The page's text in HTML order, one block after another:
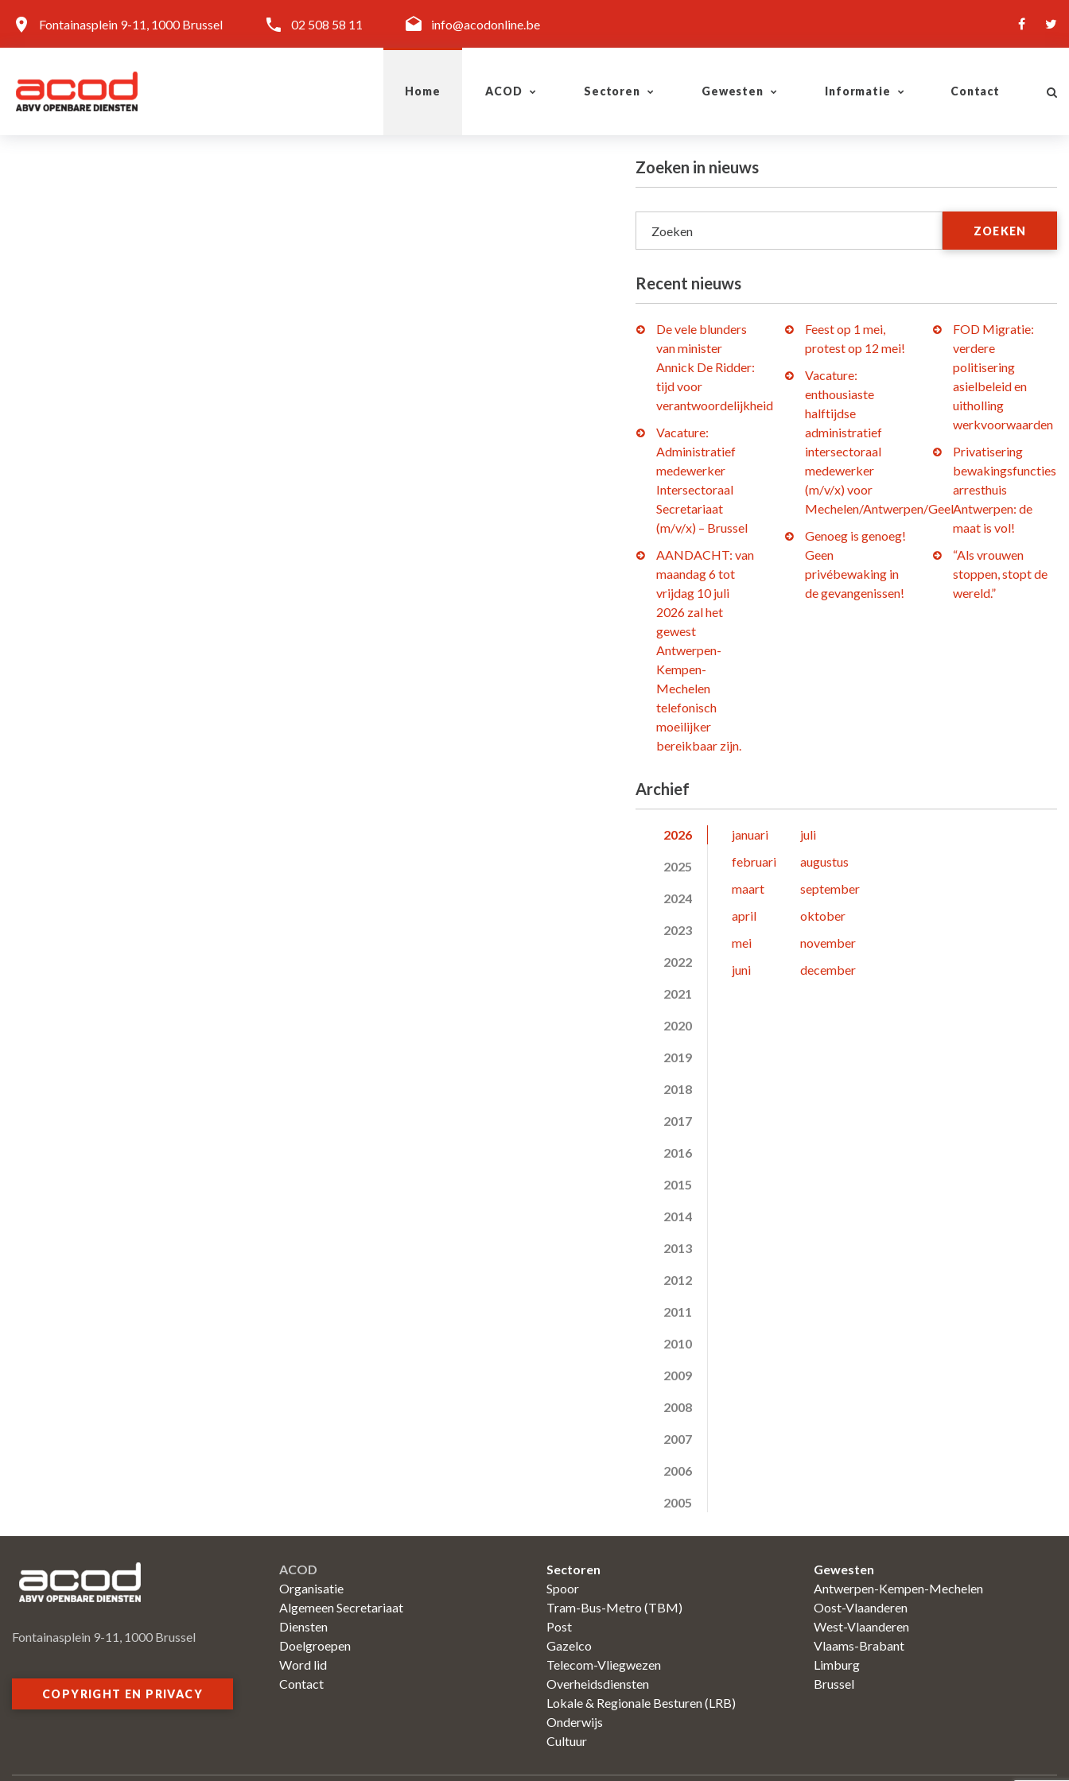
Fontainasplein 9-11, 1000 Brussel 02 508 58 11 info@acodonline.be
Home ACOD Sectoren Gewesten Informatie Contact
Zoeken in nieuws
Zoeken ZOEKEN
Recent nieuws
De vele blunders
van minister
Annick De Ridder:
tijd voor
verantwoordelijkheid
Vacature:
Administratief
medewerker
Intersectoraal
Secretariaat
(m/v/x) – Brussel
AANDACHT: van
maandag 6 tot
vrijdag 10 juli
2026 zal het
gewest
Antwerpen-
Kempen-
Mechelen
telefonisch
moeilijker
bereikbaar zijn.
Feest op 1 mei,
protest op 12 mei!
Vacature:
enthousiaste
halftijdse
administratief
intersectoraal
medewerker
(m/v/x) voor
Mechelen/Antwerpen/Geel
Genoeg is genoeg!
Geen
privébewaking in
de gevangenissen!
FOD Migratie:
verdere
politisering
asielbeleid en
uitholling
werkvoorwaarden
Privatisering
bewakingsfuncties
arresthuis
Antwerpen: de
maat is vol!
“Als vrouwen
stoppen, stopt de
wereld.”
Archief
2026
2025
2024
2023
2022
2021
2020
2019
2018
2017
2016
2015
2014
2013
2012
2011
2010
2009
2008
2007
2006
2005
januari
februari
maart
april
mei
juni
juli
augustus
september
oktober
november
december
Fontainasplein 9-11, 1000 Brussel
COPYRIGHT EN PRIVACY
ACOD
Organisatie
Algemeen Secretariaat
Diensten
Doelgroepen
Word lid
Contact
Sectoren
Spoor
Tram-Bus-Metro (TBM)
Post
Gazelco
Telecom-Vliegwezen
Overheidsdiensten
Lokale & Regionale Besturen (LRB)
Onderwijs
Cultuur
Gewesten
Antwerpen-Kempen-Mechelen
Oost-Vlaanderen
West-Vlaanderen
Vlaams-Brabant
Limburg
Brussel